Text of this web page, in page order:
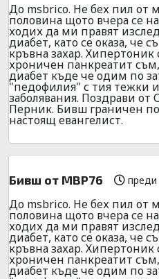
До msbrico. Не бех пил от
половина щото вчера се
ходих да ми правят
диабет, като се оказа, че
кръвна захар. Хипертоник
хроничен панкреатит
диабет къде че одим по
"педофилия" с тия тежки
заболявания. Поздрави от
Перник. Бивш граничен
настоящ евангелист.
Бивш от МВР76 преди
До msbrico. Не бех пил от
половина щото вчера се
ходих да ми правят
диабет, като се оказа, че
кръвна захар. Хипертоник
хроничен панкреатит
диабет къде че одим по